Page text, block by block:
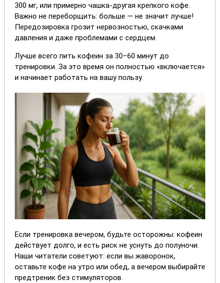
300 мг, или примерно чашка-другая крепкого кофе.
Важно не переборщить: больше — не значит лучше!
Передозировка грозит нервозностью, скачками
давления и даже проблемами с сердцем.
Лучше всего пить кофеин за 30–60 минут до
тренировки. За это время он полностью «включается»
и начинает работать на вашу пользу.
Если тренировка вечером, будьте осторожны: кофеин
действует долго, и есть риск не уснуть до полуночи.
Наши читатели советуют: если вы жаворонок,
оставьте кофе на утро или обед, а вечером выбирайте
предтреник без стимуляторов.